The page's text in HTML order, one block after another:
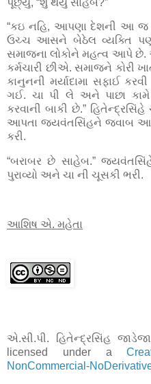
“કઇ નહિ, આપણા દેશની આ જ
ઉચ્ચ આસને બેઠેલ વ્યક્તિ પણ
સમાજના લોકોને મહત્વ આપે
કર્મચારી છીએ. સમાજને કોરી
કાનુનની મર્યાદામા સફાઈ
ગઈ. ચા પી લે અને પાછા
કરવાની બાકી છે.” હિતેન્દ્રસિંહે
આપતા જયવંતસિંહને જવાબ
કરી.
“બરાબર છે સાહેબ.”
પુરાવ્યો અને ચા ની ચૂસકી ભરી.
આશિષ એ. મહેતા
એ.સી.પી. હિતેન્દ્રસિંહ
licensed under a
NonCommercial-